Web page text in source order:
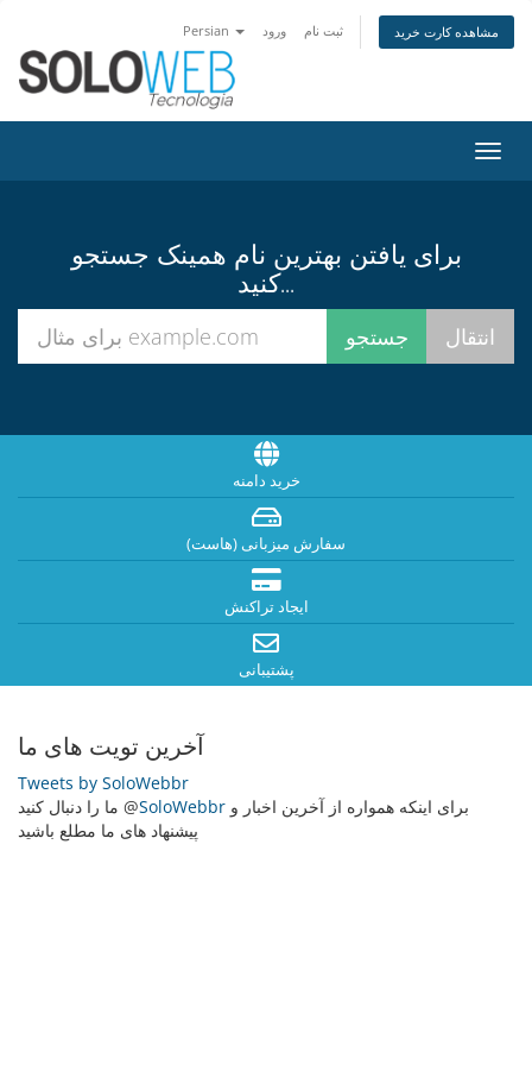
Persian ورود ثبت نام مشاهده کارت خرید
تغییر
برای یافتن بهترین نام همینک جستجو
کنید...
خرید دامنه
سفارش میزبانی (هاست)
ایجاد تراکنش
پشتیبانی
آخرین تویت های ما
Tweets by SoloWebbr
ما را دنبال کنید @SoloWebbr
پیشنهاد های ما مطلع باشید